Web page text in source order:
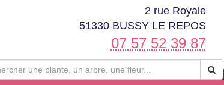
2 rue Royale
51330 BUSSY LE REPOS
07 57 52 39 87